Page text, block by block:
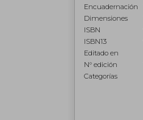
Encuadernación
Dimensiones
ISBN
ISBN13
Editado en
N° edición
Categorías